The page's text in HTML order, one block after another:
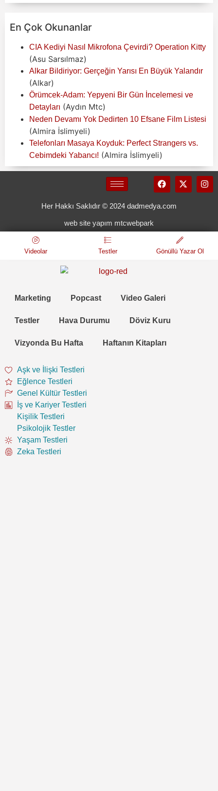
En Çok Okunanlar
CIA Kediyi Nasıl Mikrofona Çevirdi? Operation Kitty
(Asu Sarsılmaz)
Alkar Bildiriyor: Gerçeğin Yarısı En Büyük Yalandır
(Alkar)
Örümcek-Adam: Yepyeni Bir Gün İncelemesi ve
Detayları (Aydın Mtc)
Neden Devamı Yok Dedirten 10 Efsane Film Listesi
(Almira İslimyeli)
Telefonları Masaya Koyduk: Perfect Strangers vs.
Cebimdeki Yabancı! (Almira İslimyeli)
Her Hakkı Saklıdır © 2024 dadmedya.com
web site yapım mtcwebpark
Videolar Testler Gönüllü Yazar Ol
Marketing Popcast Video Galeri
Testler Hava Durumu Döviz Kuru
Vizyonda Bu Hafta Haftanın Kitapları
Aşk ve İlişki Testleri
Eğlence Testleri
Genel Kültür Testleri
İş ve Kariyer Testleri
Kişilik Testleri
Psikolojik Testler
Yaşam Testleri
Zeka Testleri